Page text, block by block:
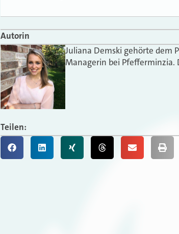
Autorin
Juliana Demski gehörte dem
Managerin bei Pfefferminzia.
Teilen: